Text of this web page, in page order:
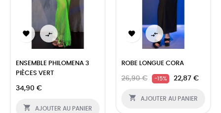
 
ENSEMBLE PHILOMENA 3
PIÈCES VERT
34,90 €
 AJOUTER AU PANIER
 
ROBE LONGUE CORA
26,90 € -15% 22,87 €
 AJOUTER AU PANIER